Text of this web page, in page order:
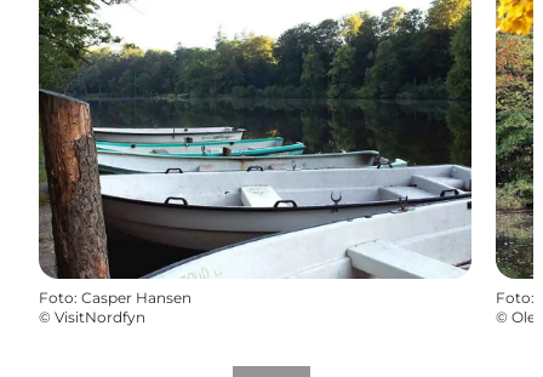
Foto: Casper Hansen
© VisitNordfyn
Foto:
© Ole